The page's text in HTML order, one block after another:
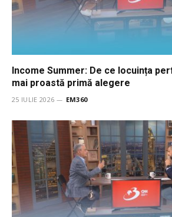
Income Summer: De ce locuința
mai proastă primă alegere
25 IULIE 2026 EM360